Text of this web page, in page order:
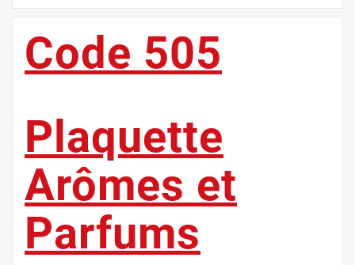
Code 505
Plaquette
Arômes et
Parfums